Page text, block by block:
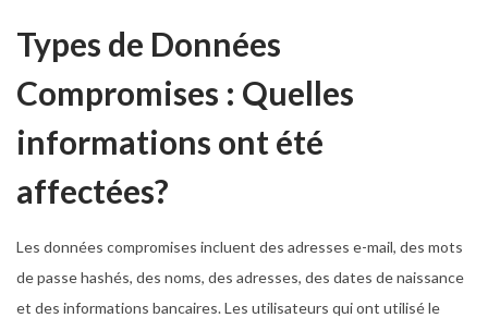
Types de Données
Compromises : Quelles
informations ont été
affectées?
Les données compromises incluent des adresses e-mail, des mots
de passe hashés, des noms, des adresses, des dates de naissance
et des informations bancaires. Les utilisateurs qui ont utilisé le